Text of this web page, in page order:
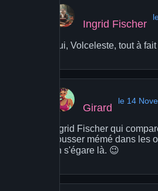
Ingrid Fischer
Oui, Volceleste, tout à
Girard
le 14
Ingrid Fischer qui
pousser mémé dans les
on s'égare là. 😉